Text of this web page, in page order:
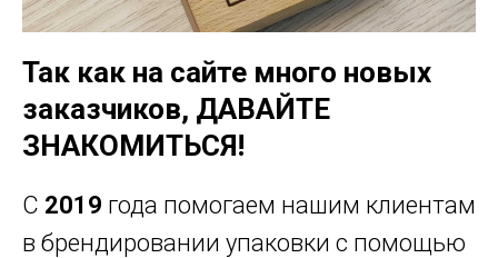
Так как на сайте много новых
заказчиков, ДАВАЙТЕ
ЗНАКОМИТЬСЯ!
С 2019 года помогаем нашим клиентам
в брендировании упаковки с помощью